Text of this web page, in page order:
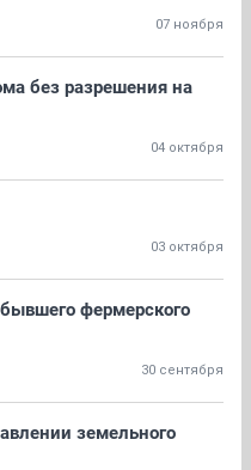
07 ноября
без разрешения на
04 октября
03 октября
фермерского
30 сентября
земельного